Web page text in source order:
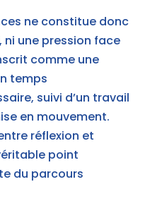
ne constitue donc
ni une pression face
comme une
temps
suivi d’un travail
en mouvement.
réflexion et
point
du parcours